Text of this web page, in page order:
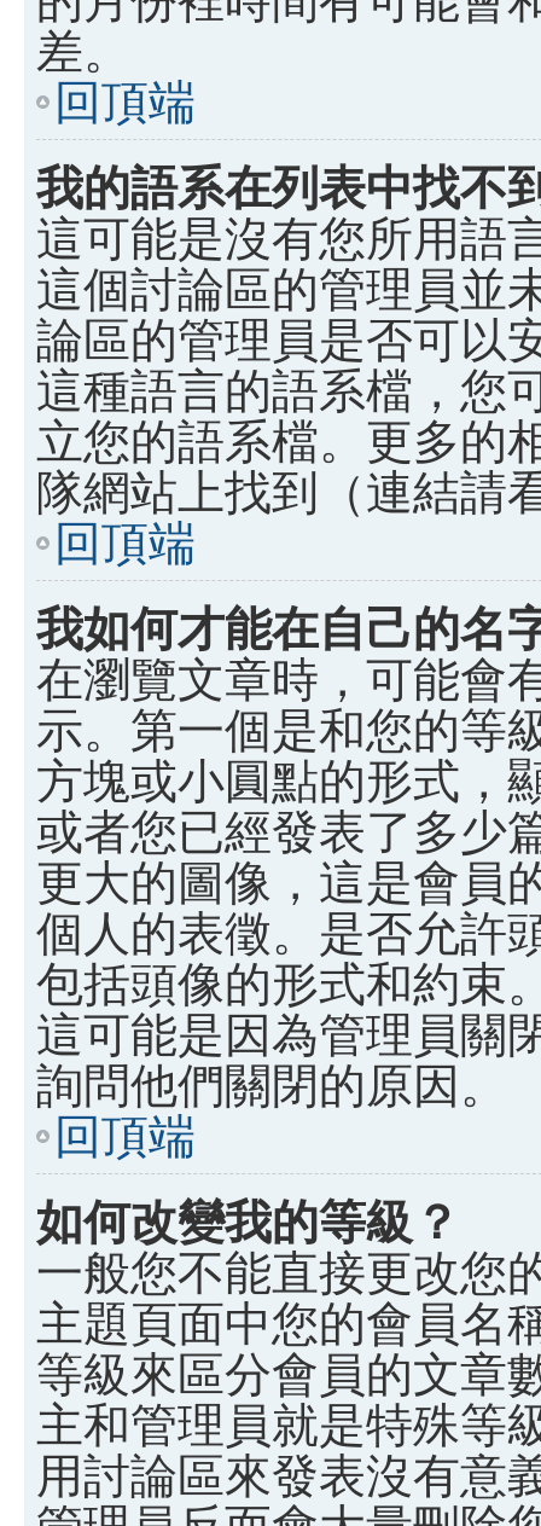
差。
回頂端
我的語系在列表中找不
這可能是沒有您所用語
這個討論區的管理員並
論區的管理員是否可以
這種語言的語系檔，您
立您的語系檔。更多的
隊網站上找到（連結請
回頂端
我如何才能在自己的名
在瀏覽文章時，可能會
示。第一個是和您的等
方塊或小圓點的形式，
或者您已經發表了多少
更大的圖像，這是會員
個人的表徵。是否允許
包括頭像的形式和約束
這可能是因為管理員關
詢問他們關閉的原因。
回頂端
如何改變我的等級？
一般您不能直接更改您
主題頁面中您的會員名
等級來區分會員的文章
主和管理員就是特殊等
用討論區來發表沒有意